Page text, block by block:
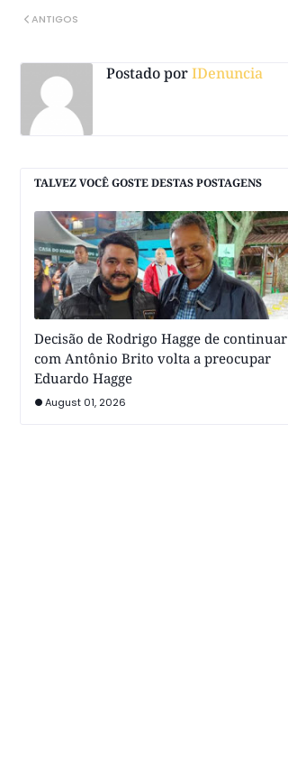
ANTIGOS
Postado porIDenuncia
TALVEZ VOCÊ GOSTE DESTAS POSTAGENS
Decisão de Rodrigo Hagge de continuar
com Antônio Brito volta a preocupar
Eduardo Hagge
August 01, 2026